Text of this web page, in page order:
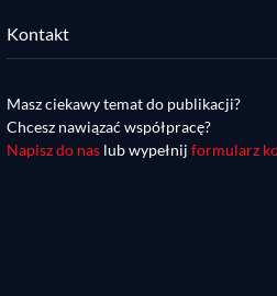
Kontakt
Masz ciekawy temat do publikacji?
Chcesz nawiązać współpracę?
Napisz do nas lub wypełnijformularz